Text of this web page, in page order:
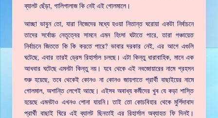
ব্যালট ছেঁড়া, গালিগালাজ কি নেই এই গোলমালে।
আচ্ছা ভাবুন তো, যারা নিজেদের মধ্যে হওয়া নিতান্ত ঘরোয়া একটা নির্বাচনে
তাদের সর্বোচ্চ নেতৃত্বের সামনে এমন হিংসা ঘটাতে পারে, তারা পঞ্চায়েত
নির্বাচনে জিততে কি কি করতে পারে? ভাবার দরকার নেই, এর আগে এগুলি
ঘটেছে, এবার তারই ড্রেস রিহার্সাল চলছে। এটা কিন্তু ধারাবাহিক, মানে এক
আধবার ঘটেছে এমনটা কিন্তু নয়। যবে থেকে এই নবজোয়ারের নামে প্রহসন
শুরু হয়েছে, তবে থেকেই কোনও না কোনও জায়গাতে প্রার্থী বাছাইয়ের নামে
গোলমাল, অশান্তি লেগেই আছে। এইসব অবাধ্য কর্মীদের খুব যে কড়া শাস্তি
হয়েছে এমনটাও এখনও শোনা যায়নি। তাই তো কোচবিহার থেকে মুর্শিদাবাদ
প্রার্থী বাছাই ঘিরে এই ব্যালট ছিনতাই এর রিহার্সাল অব্যাহত ফি দিনই।